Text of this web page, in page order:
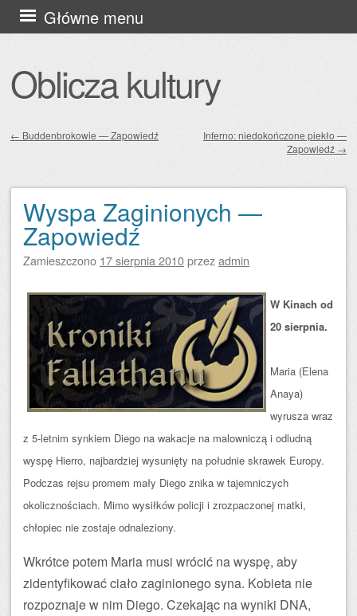
Oblicza kultury
Główne menu
Przejdź
do
← Buddenbrokowie — Zapowiedź
Inferno: niedokończone piekło —
Zapowiedź →
Wyspa Zaginionych —
Zapowiedź
Zamieszczono 17 sierpnia 2010przezadmin
W Kinach od
20 sierpnia.
Maria (Elena
Anaya)
wyrusza wraz
z 5-letnim synkiem Diego na wakacje na malowniczą i odludną
wyspę Hierro, najbardziej wysunięty na południe skrawek Europy.
Podczas rejsu promem mały Diego znika w tajemniczych
okolicznościach. Mimo wysiłków policji i zrozpaczonej matki,
chłopiec nie zostaje odnaleziony.
Wkrótce potem Maria musi wrócić na wyspę, aby
zidentyfikować ciało zaginionego syna. Kobieta nie
rozpoznaje w nim Diego. Czekając na wyniki DNA,